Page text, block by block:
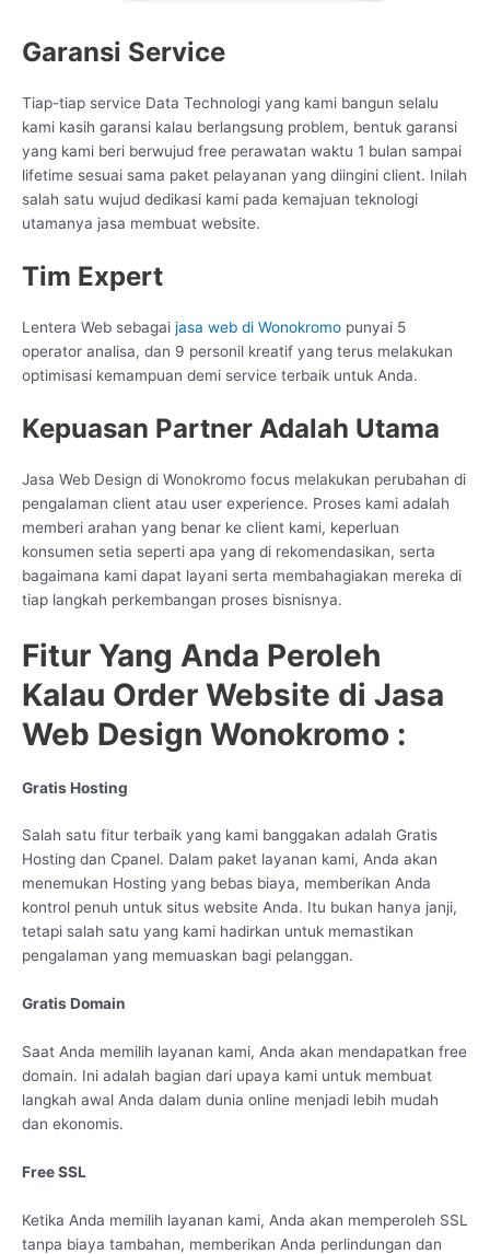
Garansi Service
Tiap-tiap service Data Technologi yang kami bangun selalu
kami kasih garansi kalau berlangsung problem, bentuk garansi
yang kami beri berwujud free perawatan waktu 1 bulan sampai
lifetime sesuai sama paket pelayanan yang diingini client. Inilah
salah satu wujud dedikasi kami pada kemajuan teknologi
utamanya jasa membuat website.
Tim Expert
Lentera Web sebagai jasa web di Wonokromo punyai 5
operator analisa, dan 9 personil kreatif yang terus melakukan
optimisasi kemampuan demi service terbaik untuk Anda.
Kepuasan Partner Adalah Utama
Jasa Web Design di Wonokromo focus melakukan perubahan di
pengalaman client atau user experience. Proses kami adalah
memberi arahan yang benar ke client kami, keperluan
konsumen setia seperti apa yang di rekomendasikan, serta
bagaimana kami dapat layani serta membahagiakan mereka di
tiap langkah perkembangan proses bisnisnya.
Fitur Yang Anda Peroleh
Kalau Order Website di Jasa
Web Design Wonokromo :
Gratis Hosting
Salah satu fitur terbaik yang kami banggakan adalah Gratis
Hosting dan Cpanel. Dalam paket layanan kami, Anda akan
menemukan Hosting yang bebas biaya, memberikan Anda
kontrol penuh untuk situs website Anda. Itu bukan hanya janji,
tetapi salah satu yang kami hadirkan untuk memastikan
pengalaman yang memuaskan bagi pelanggan.
Gratis Domain
Saat Anda memilih layanan kami, Anda akan mendapatkan free
domain. Ini adalah bagian dari upaya kami untuk membuat
langkah awal Anda dalam dunia online menjadi lebih mudah
dan ekonomis.
Free SSL
Ketika Anda memilih layanan kami, Anda akan memperoleh SSL
tanpa biaya tambahan, memberikan Anda perlindungan dan